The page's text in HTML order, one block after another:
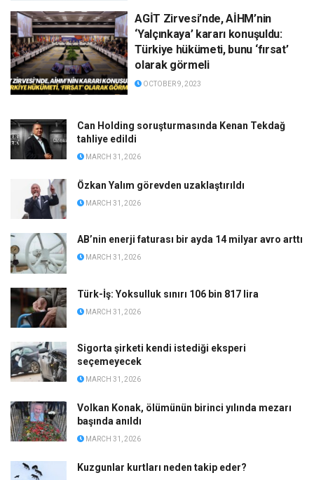
AGİT Zirvesi’nde, AİHM’nin
‘Yalçınkaya’ kararı konuşuldu:
Türkiye hükümeti, bunu ‘fırsat’
olarak görmeli
OCTOBER 9, 2023
Can Holding soruşturmasında Kenan Tekdağ
tahliye edildi
MARCH 31, 2026
Özkan Yalım görevden uzaklaştırıldı
MARCH 31, 2026
AB’nin enerji faturası bir ayda 14 milyar avro arttı
MARCH 31, 2026
Türk-İş: Yoksulluk sınırı 106 bin 817 lira
MARCH 31, 2026
Sigorta şirketi kendi istediği eksperi
seçemeyecek
MARCH 31, 2026
Volkan Konak, ölümünün birinci yılında mezarı
başında anıldı
MARCH 31, 2026
Kuzgunlar kurtları neden takip eder?